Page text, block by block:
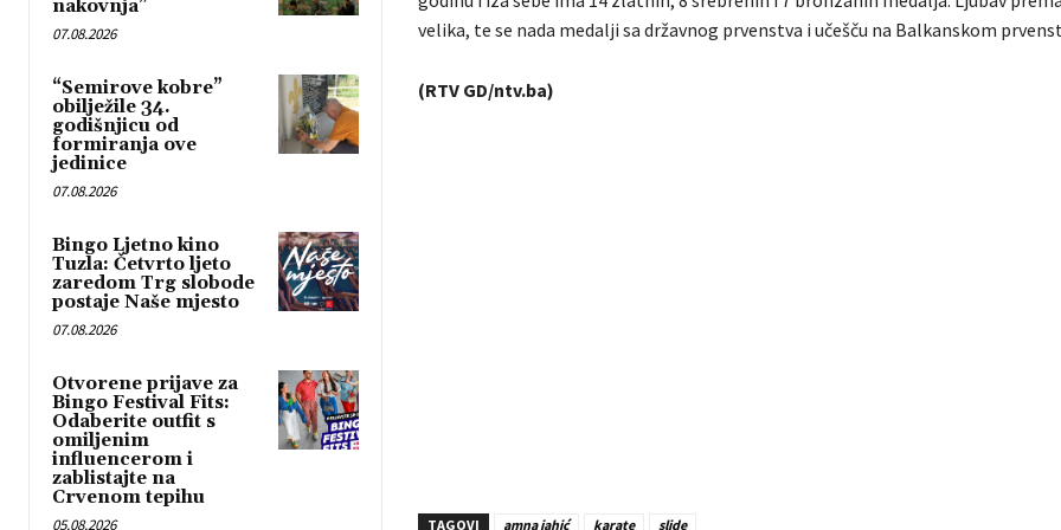
nakovnja”
07.08.2026
“Semirove kobre”
obilježile 34.
godišnjicu od
formiranja ove
jedinice
07.08.2026
Bingo Ljetno kino
Tuzla: Četvrto ljeto
zaredom Trg slobode
postaje Naše mjesto
07.08.2026
Otvorene prijave za
Bingo Festival Fits:
Odaberite outfit s
omiljenim
influencerom i
zablistajte na
Crvenom tepihu
05.08.2026
velika, te se nada medalji sa državnog prvenstva i učešču na Balkanskom
(RTV GD/ntv.ba)
TAGOVI amna jahić karate slide